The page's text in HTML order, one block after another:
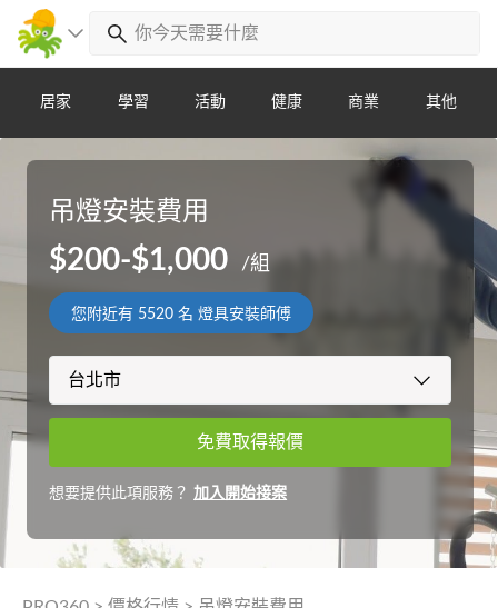
居家 學習 活動 健康 商業 其他
吊燈安裝費用
$200-$1,000 /組
您附近有 5520 名 燈具安裝師傅
免費取得報價
想要提供此項服務？加入開始接案